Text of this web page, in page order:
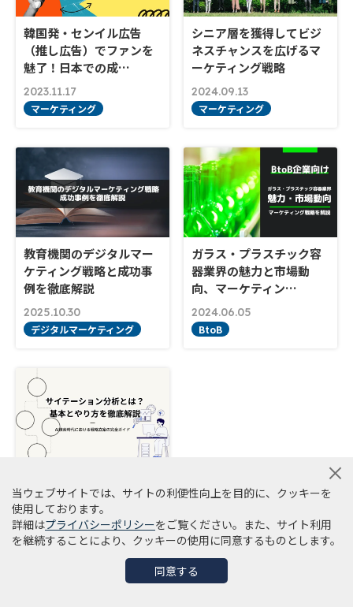
韓国発・センイル広告
（推し広告）でファンを
魅了！日本での成…
2023.11.17
マーケティング
シニア層を獲得してビジ
ネスチャンスを広げるマ
ーケティング戦略
2024.09.13
マーケティング
教育機関のデジタルマー
ケティング戦略と成功事
例を徹底解説
2025.10.30
デジタルマーケティング
ガラス・プラスチック容
器業界の魅力と市場動
向、マーケティン…
2024.06.05
BtoB
は？基本とやり方を徹底
解説｜AI検索時代…
2026.03.05
AI/生成AI
当ウェブサイトでは、サイトの利便性向上を目的に、クッキーを
使用しております。
詳細はプライバシーポリシーをご覧ください。また、サイト利用
を継続することにより、クッキーの使用に同意するものとします。
同意する